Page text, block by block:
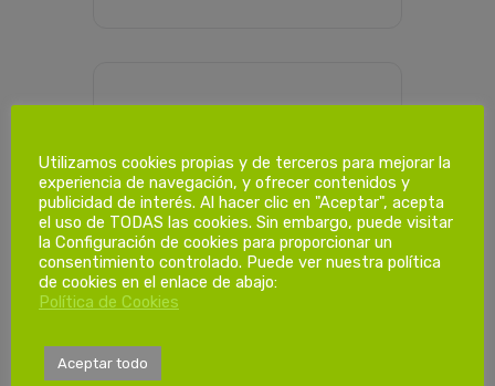
Dias de
formación.
Utilizamos cookies propias y de terceros para mejorar la
experiencia de navegación, y ofrecer contenidos y
publicidad de interés. Al hacer clic en "Aceptar", acepta
el uso de TODAS las cookies. Sin embargo, puede visitar
la Configuración de cookies para proporcionar un
consentimiento controlado. Puede ver nuestra política
de cookies en el enlace de abajo:
Política de Cookies
Aceptar todo